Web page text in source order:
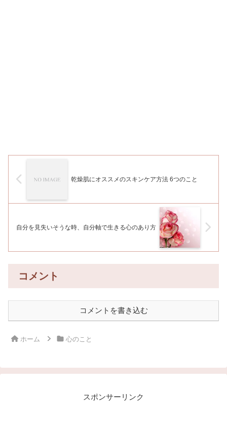
乾燥肌にオススメのスキンケア方法 6つのこと
自分を見失いそうな時、自分軸で生きる心のあり方
コメント
コメントを書き込む
ホーム 心のこと
スポンサーリンク